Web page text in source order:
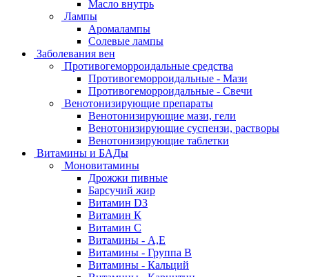
Масло внутрь
Лампы
Аромалампы
Солевые лампы
Заболевания вен
Противогеморроидальные средства
Противогеморроидальные - Мази
Противогеморроидальные - Свечи
Венотонизирующие препараты
Венотонизирующие мази, гели
Венотонизирующие суспензи, растворы
Венотонизирующие таблетки
Витамины и БАДы
Моновитамины
Дрожжи пивные
Барсучий жир
Витамин D3
Витамин К
Витамин С
Витамины - А,Е
Витамины - Группа В
Витамины - Кальций